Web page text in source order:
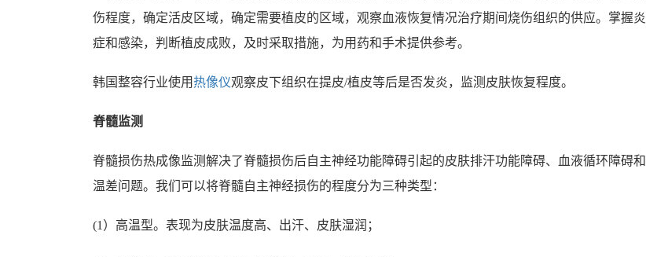
伤程度，确定活皮区域，确定需要植皮的区域，观察血液恢复情况治疗期间烧伤组织的供应。掌握炎
症和感染，判断植皮成败，及时采取措施，为用药和手术提供参考。
韩国整容行业使用热像仪观察皮下组织在提皮/植皮等后是否发炎，监测皮肤恢复程度。
脊髓监测
脊髓损伤热成像监测解决了脊髓损伤后自主神经功能障碍引起的皮肤排汗功能障碍、血液循环障碍和
温差问题。我们可以将脊髓自主神经损伤的程度分为三种类型：
(1）高温型。表现为皮肤温度高、出汗、皮肤湿润；